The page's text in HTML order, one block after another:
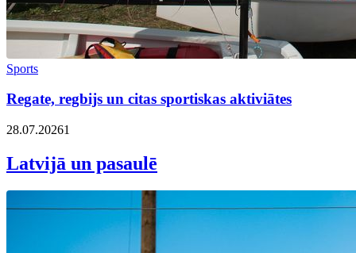
Sports
Regate, regbijs un citas sportiskas aktiviātes
28.07.20261
Latvijā un pasaulē